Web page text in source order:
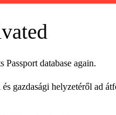
database again.
gazdasági helyzetéről ad